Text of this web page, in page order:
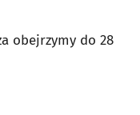
obejrzymy do 28